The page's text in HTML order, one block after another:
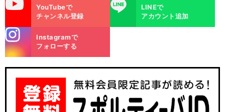
YouTubeで
チャンネル登録
LINE
LINEで
アカウント追加
m
Instagramで
フォローする